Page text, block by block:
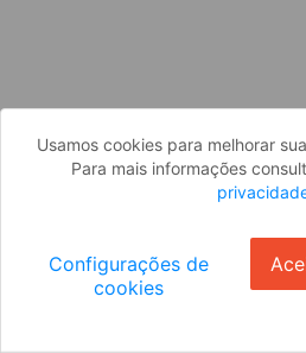
Usamos cookies para melhorar
Para mais informações
Configurações de
cookies